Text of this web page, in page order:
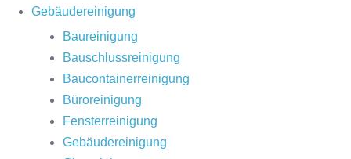
Gebäudereinigung
Baureinigung
Bauschlussreinigung
Baucontainerreinigung
Büroreinigung
Fensterreinigung
Gebäudereinigung